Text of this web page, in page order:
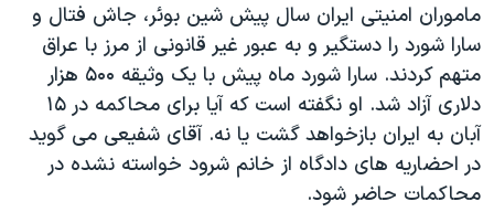
همایش محافظه‌کاران آمریکا «سی‌پک»
صفحه‌های ویژه
سفر پرزیدنت ترامپ به چین
ماموران امنیتی ایران سال پیش شین بوئر، جاش فتال و
سارا شورد را دستگیر و به عبور غیر قانونی از مرز با عراق
متهم کردند. سارا شورد ماه پیش با یک وثیقه ۵۰۰ هزار
دلاری آزاد شد. او نگفته است که آیا برای محاکمه در ۱۵
آبان به ایران بازخواهد گشت یا نه. آقای شفیعی می گوید
در احضاریه های دادگاه از خانم شرود خواسته نشده در
محاکمات حاضر شود.